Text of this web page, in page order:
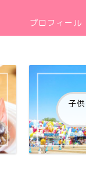
プロフィール
子